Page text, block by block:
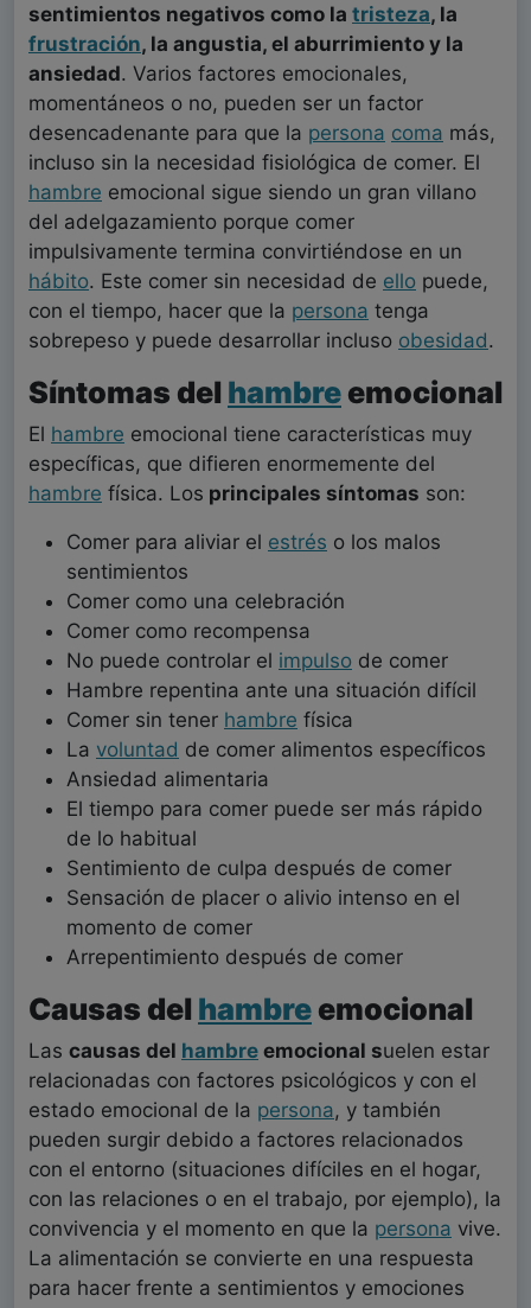
sentimientos negativos como la tristeza, la
frustración, la angustia, el aburrimiento y la
ansiedad. Varios factores emocionales,
momentáneos o no, pueden ser un factor
desencadenante para que la persona coma más,
incluso sin la necesidad fisiológica de comer. El
hambre emocional sigue siendo un gran villano
del adelgazamiento porque comer
impulsivamente termina convirtiéndose en un
hábito. Este comer sin necesidad de ello puede,
con el tiempo, hacer que la persona tenga
sobrepeso y puede desarrollar incluso obesidad.
Síntomas del hambre emocional
El hambre emocional tiene características muy
específicas, que difieren enormemente del
hambre física. Los principales síntomas son:
Comer para aliviar el estrés o los malos
sentimientos
Comer como una celebración
Comer como recompensa
No puede controlar el impulso de comer
Hambre repentina ante una situación difícil
Comer sin tener hambre física
La voluntad de comer alimentos específicos
Ansiedad alimentaria
El tiempo para comer puede ser más rápido
de lo habitual
Sentimiento de culpa después de comer
Sensación de placer o alivio intenso en el
momento de comer
Arrepentimiento después de comer
Causas del hambre emocional
Las causas del hambre emocional suelen estar
relacionadas con factores psicológicos y con el
estado emocional de la persona, y también
pueden surgir debido a factores relacionados
con el entorno (situaciones difíciles en el hogar,
con las relaciones o en el trabajo, por ejemplo), la
convivencia y el momento en que la persona vive.
La alimentación se convierte en una respuesta
para hacer frente a sentimientos y emociones